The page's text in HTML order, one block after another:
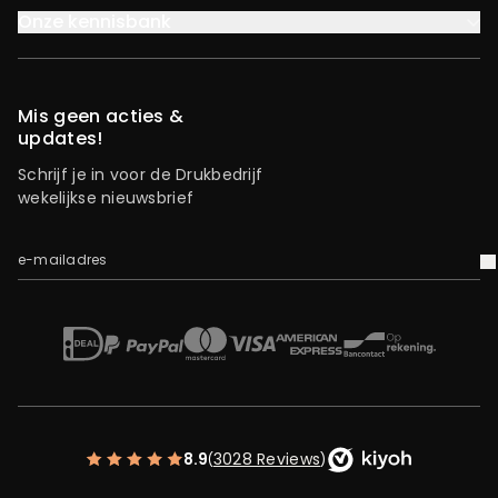
Mis geen acties &
updates!
Schrijf je in voor de Drukbedrijf
wekelijkse nieuwsbrief
e-mailadres
iDEALPaypal Mastercard
Visa American Express
BancontactOp rekening
8.9(3028 Reviews)